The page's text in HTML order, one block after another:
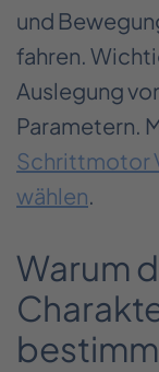
und
fahren.
Auslegung
Parametern.
Schrittmotor
wählen
Warum